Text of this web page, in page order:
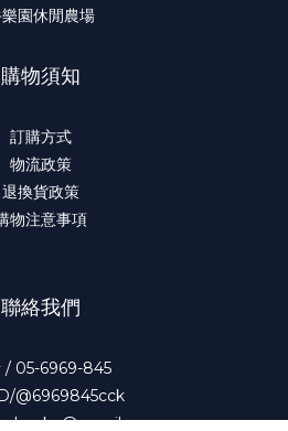
園休閒農場
購物須知
訂購方式
物流政策
退換貨政策
物注意事項
聯絡我們
/ 05-6969-845
@6969845cck